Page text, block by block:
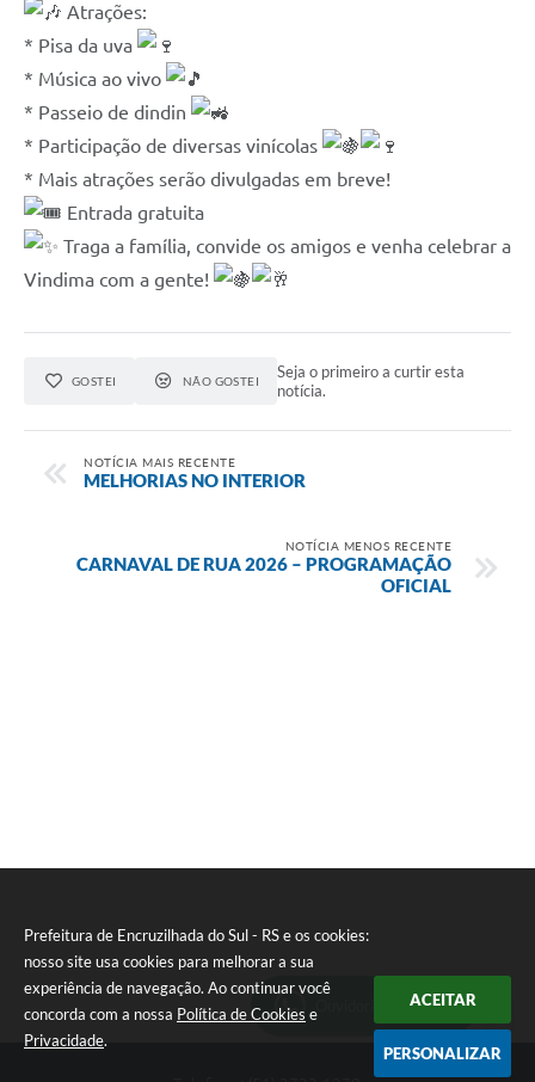
Prefeitura de Encruzilhada do Sul - RS e os cookies:
nosso site usa cookies para melhorar a sua
experiência de navegação. Ao continuar você
concorda com a nossa Política de Cookies e
Privacidade.
ACEITAR
PERSONALIZAR
Atrações:
* Pisa da uva
* Música ao vivo
* Passeio de dindin
* Participação de diversas vinícolas
* Mais atrações serão divulgadas em breve!
Entrada gratuita
Traga a família, convide os amigos e venha celebrar a
Vindima com a gente!
GOSTEI NÃO GOSTEI
Seja o primeiro a curtir esta
notícia.
NOTÍCIA MAIS RECENTE
MELHORIAS NO INTERIOR
NOTÍCIA MENOS RECENTE
CARNAVAL DE RUA 2026 – PROGRAMAÇÃO
OFICIAL
Ouvidoria Municipal